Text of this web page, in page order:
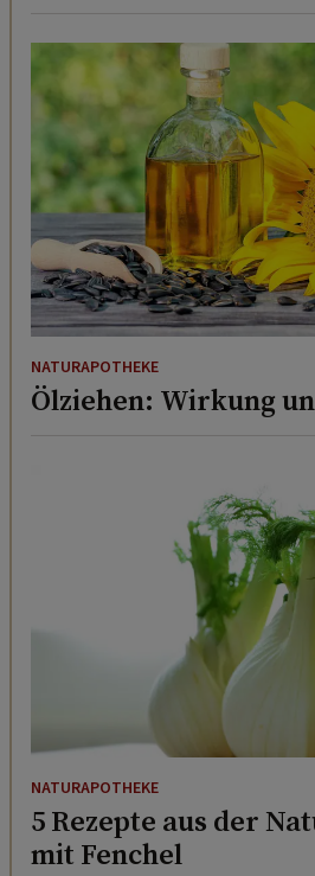
NATURAPOTHEKE
Ölziehen: Wirkung
NATURAPOTHEKE
5 Rezepte aus der
mit Fenchel